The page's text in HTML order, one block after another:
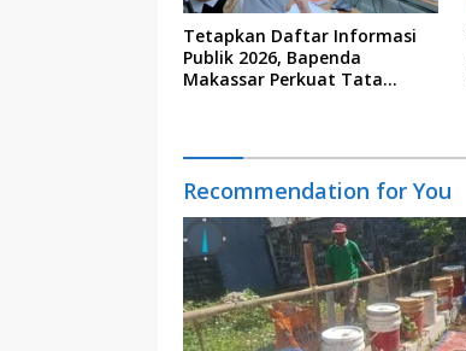
Tetapkan Daftar Informasi
Publik 2026, Bapenda
Makassar Perkuat Tata
Recommendation for You